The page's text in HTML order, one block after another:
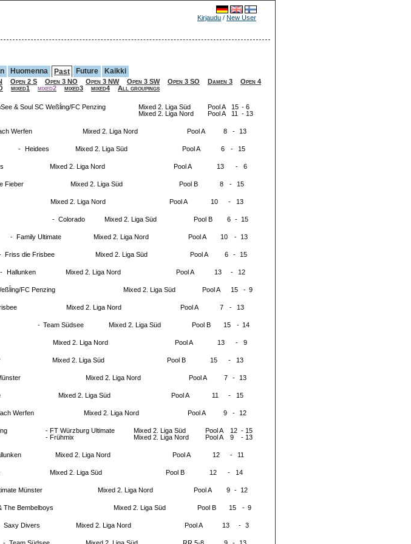
Kirjaudu / New User
Huomenna Past Future Kaikki
Open 2 S Open 3 NO Open 3 NW Open 3 SW Open 3 SO Damen 3
Open 4
mixed1 mixed2 mixed3 mixed4
All groupings
& Soul SC Weßĺing/FC Penzing Mixed 2. Liga Süd Pool A 15 - 6
Mixed 2. Liga Nord Pool A 11 - 13
Werfen Mixed 2. Liga Nord Pool A 8 -
13
- Heidees Mixed 2. Liga Süd Pool A 6 -
15
Mixed 2. Liga Nord Pool A 13 -
6
Fieber Mixed 2. Liga Süd Pool B 8 -
15
Mixed 2. Liga Nord Pool A 10 -
13
- Colorado Mixed 2. Liga Süd Pool B 6 - 15
- Family Ultimate Mixed 2. Liga Nord Pool A 10 - 13
Friss die Frisbee Mixed 2. Liga Süd Pool A 6 -
15
- Hallunken Mixed 2. Liga Nord Pool A 13 -
12
FC Penzing Mixed 2. Liga Süd Pool A 15 - 9
Mixed 2. Liga Nord Pool A 7 -
13
- Team Südsee Mixed 2. Liga Süd Pool B 15 - 14
Mixed 2. Liga Nord Pool A 13 -
9
Mixed 2. Liga Süd Pool B 15 -
13
Mixed 2. Liga Nord Pool A 7 -
13
Mixed 2. Liga Süd Pool A 11 -
15
Werfen Mixed 2. Liga Nord Pool A 9 -
12
- FT Würzburg Ultimate Mixed 2. Liga Süd Pool A 12 - 15
- Frühmix Mixed 2. Liga Nord Pool A 9 - 13
Mixed 2. Liga Nord Pool A 12 -
11
Mixed 2. Liga Süd Pool B 12 -
14
Münster Mixed 2. Liga Nord Pool A 9 - 12
The Bembelboys Mixed 2. Liga Süd Pool B 15 - 9
Saxy Divers Mixed 2. Liga Nord Pool A 13 - 3